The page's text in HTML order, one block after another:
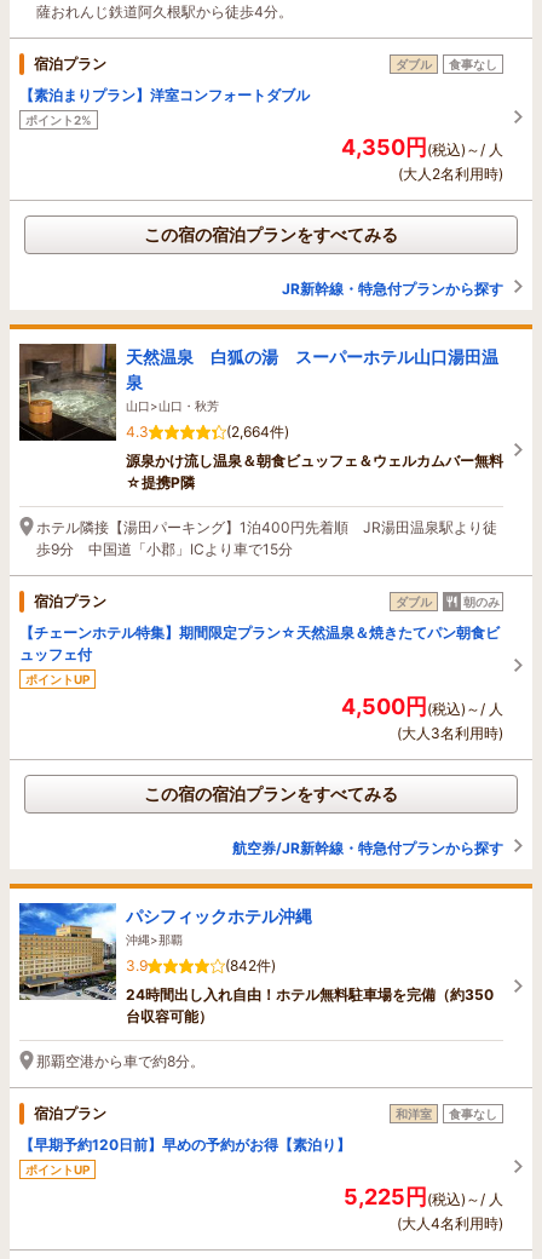
薩おれんじ鉄道阿久根駅から徒歩4分。
宿泊プラン ダブル 食事なし
【素泊まりプラン】洋室コンフォートダブル
ポイント2%
4,350円(税込)～/ 人
(大人2名利用時)
この宿の宿泊プランをすべてみる
JR新幹線・特急付プランから探す
天然温泉 白狐の湯 スーパーホテル山口湯田温
泉
山口>山口・秋芳
4.3
(2,664件)
源泉かけ流し温泉＆朝食ビュッフェ＆ウェルカムバー無料
☆提携P隣
ホテル隣接【湯田パーキング】1泊400円先着順 JR湯田温泉駅より徒
歩9分 中国道「小郡」ICより車で15分
宿泊プラン ダブル 朝のみ
【チェーンホテル特集】期間限定プラン☆天然温泉＆焼きたてパン朝食ビ
ュッフェ付
ポイントUP
4,500円(税込)～/ 人
(大人3名利用時)
この宿の宿泊プランをすべてみる
航空券/JR新幹線・特急付プランから探す
パシフィックホテル沖縄
沖縄>那覇
3.9
(842件)
24時間出し入れ自由！ホテル無料駐車場を完備（約350
台収容可能）
那覇空港から車で約8分。
宿泊プラン 和洋室 食事なし
【早期予約120日前】早めの予約がお得【素泊り】
ポイントUP
5,225円(税込)～/ 人
(大人4名利用時)